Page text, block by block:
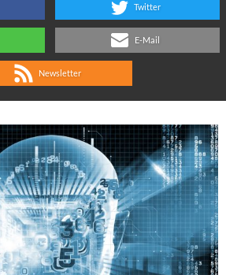
Twitter
E-Mail
Newsletter